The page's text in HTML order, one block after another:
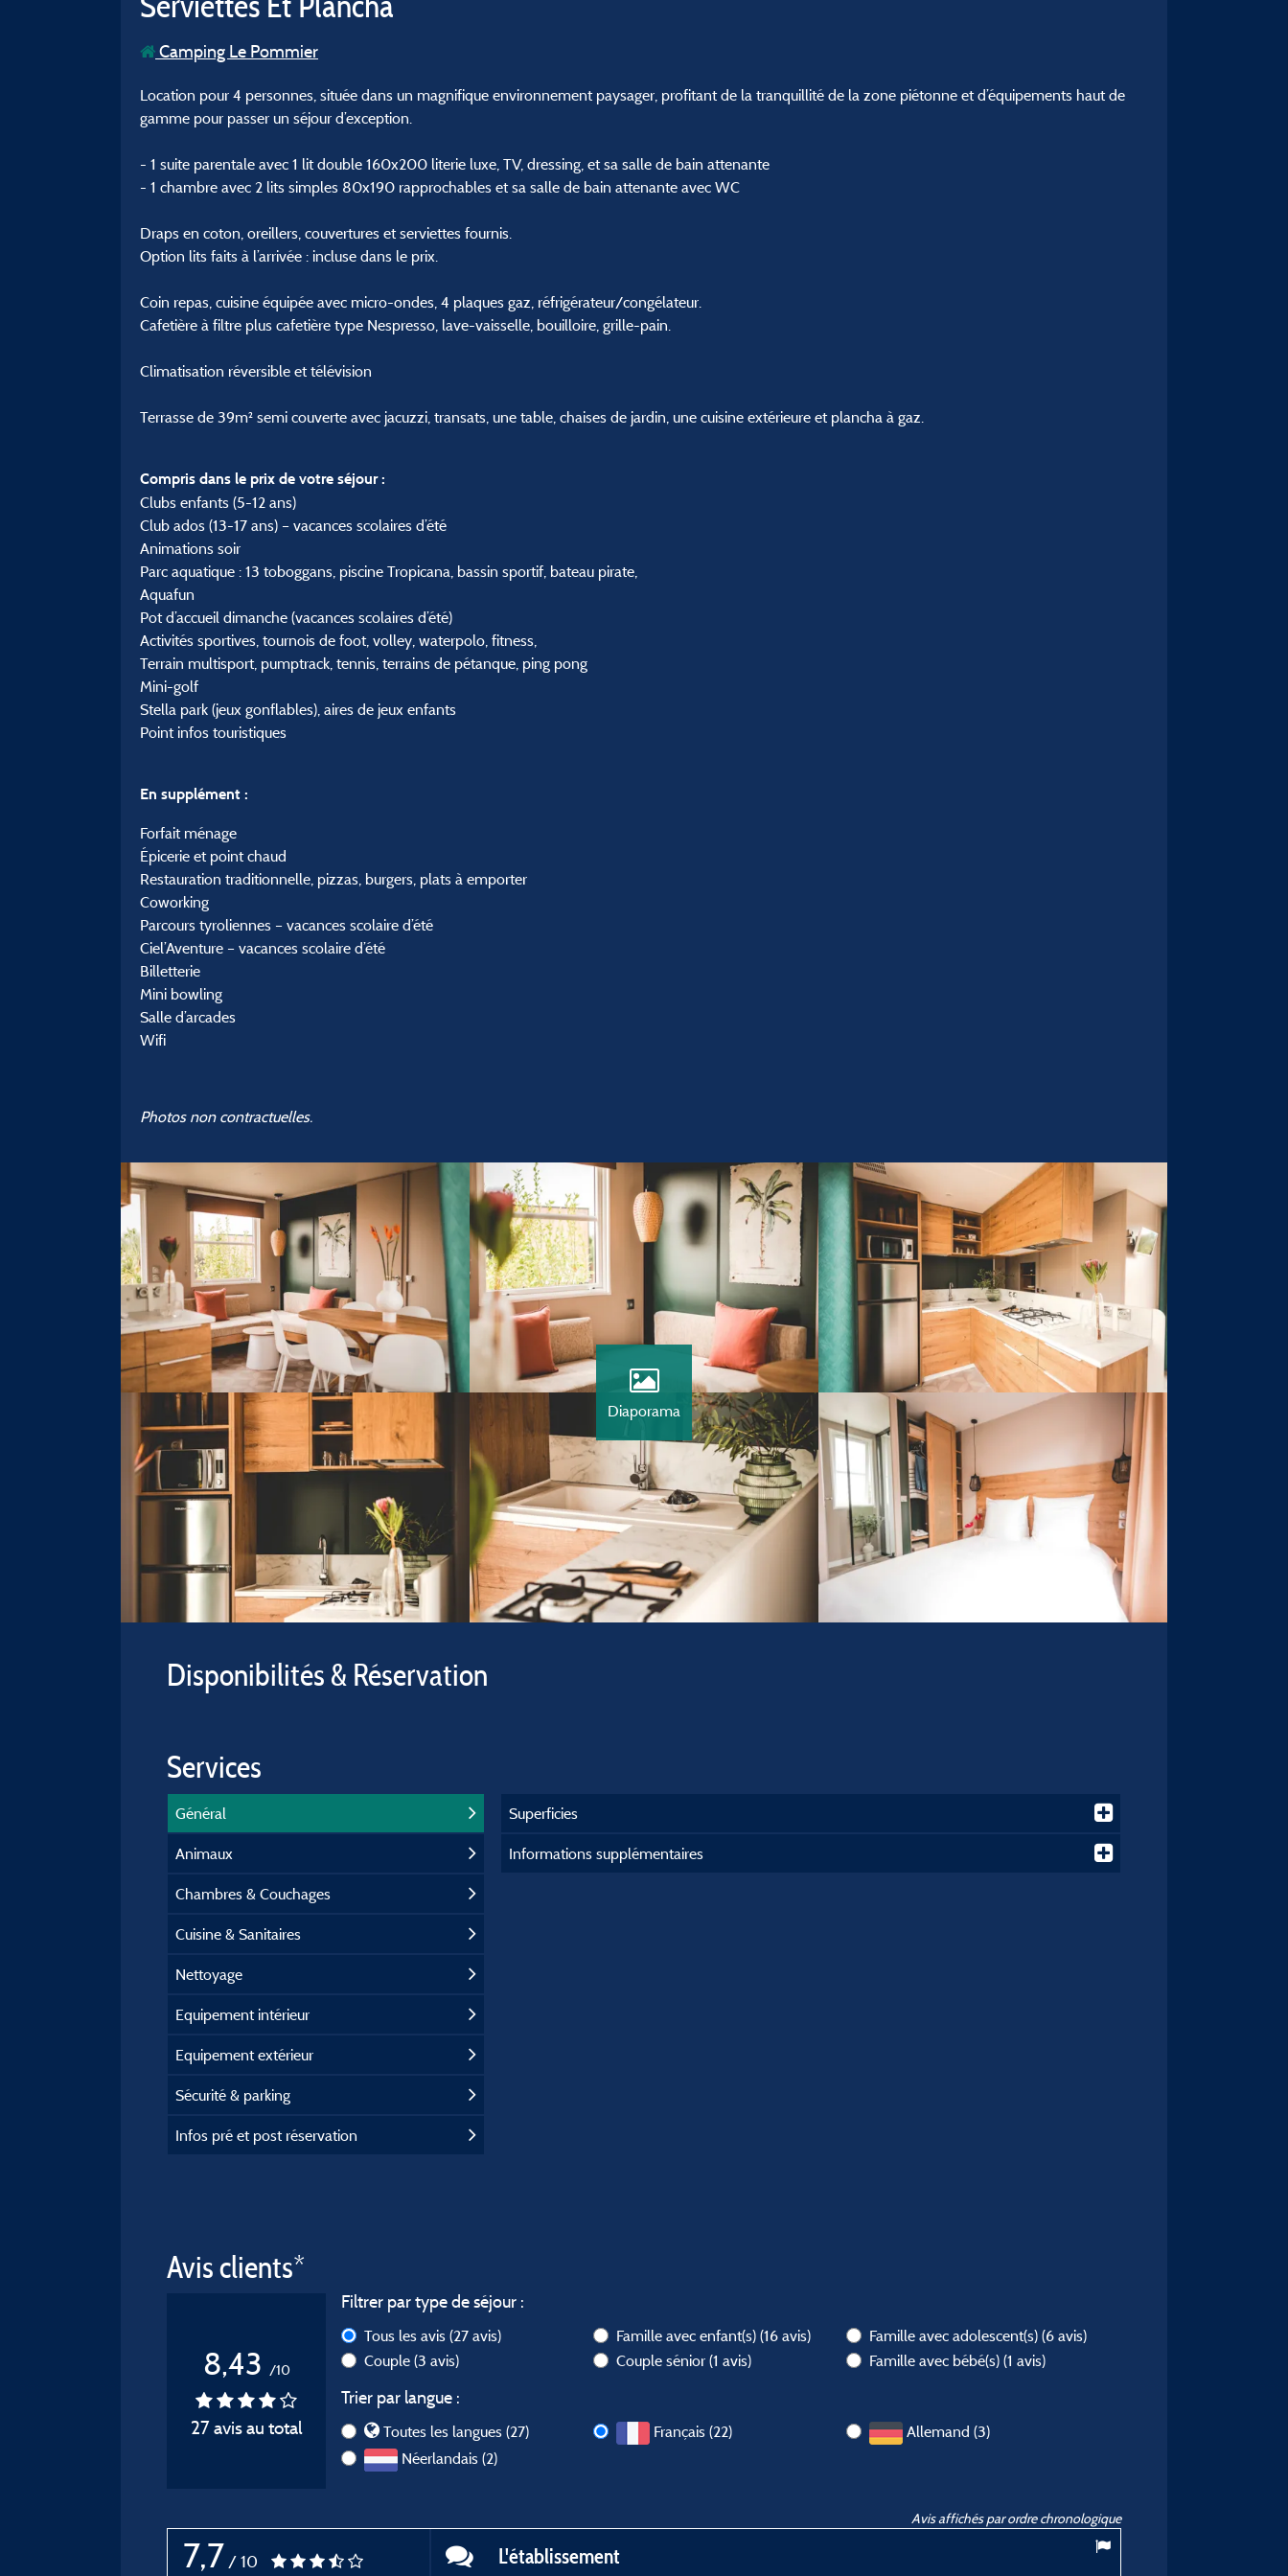
Camping Le Pommier
Location pour 4 personnes, située dans un magnifique environnement paysager, profitant de la tranquillité de la zone piétonne et d’équipements haut de
gamme pour passer un séjour d’exception.
- 1 suite parentale avec 1 lit double 160x200 literie luxe, TV, dressing, et sa salle de bain attenante
- 1 chambre avec 2 lits simples 80x190 rapprochables et sa salle de bain attenante avec WC
Draps en coton, oreillers, couvertures et serviettes fournis.
Option lits faits à l’arrivée : incluse dans le prix.
Coin repas, cuisine équipée avec micro-ondes, 4 plaques gaz, réfrigérateur/congélateur.
Cafetière à filtre plus cafetière type Nespresso, lave-vaisselle, bouilloire, grille-pain.
Climatisation réversible et télévision
Terrasse de 39m² semi couverte avec jacuzzi, transats, une table, chaises de jardin, une cuisine extérieure et plancha à gaz.
Compris dans le prix de votre séjour :
Clubs enfants (5-12 ans)
Club ados (13-17 ans) – vacances scolaires d’été
Animations soir
Parc aquatique : 13 toboggans, piscine Tropicana, bassin sportif, bateau pirate,
Aquafun
Pot d’accueil dimanche (vacances scolaires d’été)
Activités sportives, tournois de foot, volley, waterpolo, fitness,
Terrain multisport, pumptrack, tennis, terrains de pétanque, ping pong
Mini-golf
Stella park (jeux gonflables), aires de jeux enfants
Point infos touristiques
En supplément :
Forfait ménage
Épicerie et point chaud
Restauration traditionnelle, pizzas, burgers, plats à emporter
Coworking
Parcours tyroliennes – vacances scolaire d’été
Ciel’Aventure – vacances scolaire d’été
Billetterie
Mini bowling
Salle d’arcades
Wifi
Photos non contractuelles.
Diaporama
Disponibilités & Réservation
Services
Général
Animaux
Chambres & Couchages
Cuisine & Sanitaires
Nettoyage
Equipement intérieur
Equipement extérieur
Sécurité & parking
Infos pré et post réservation
Superficies
Informations supplémentaires
Avis clients*
8,43 /10
27 avis au total
Filtrer par type de séjour :
Tous les avis (27 avis) Famille avec enfant(s)(16 avis) Famille avec adolescent(s) (6 avis)
Couple (3 avis) Couple sénior(1 avis) Famille avec bébé(s) (1 avis)
Trier par langue :
Toutes les langues (27) Français (22)
Allemand (3)
Néerlandais (2)
Avis affichés par ordre chronologique
7,7 / 10 L'établissement